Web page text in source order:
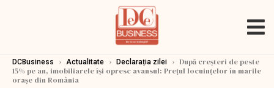
DCBusiness › Actualitate › Declarația zilei › După creșteri de peste
15% pe an, imobiliarele își opresc avansul: Preţul locuinţelor în marile
oraşe din România